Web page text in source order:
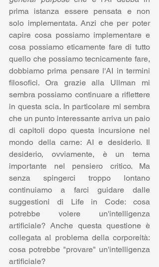
prima istanza essere pensata e non
solo implementata. Anzi che per poter
capire cosa possiamo implementare e
cosa possiamo eticamente fare di tutto
quello che possiamo tecnicamente fare,
dobbiamo prima pensare l'AI in termini
filosofici. Ora grazie alla Ullman mi
sembra possiamo continuare a riflettere
in questa scia. In particolare mi sembra
che un punto interessante arriva un paio
di capitoli dopo questa incursione nel
mondo della carne: AI e desiderio. Il
desiderio, ovviamente, è un tema
importante nel pensiero critico. Ma
senza spingerci troppo lontano
continuiamo a farci guidare dalle
suggestioni di Life in Code: cosa
potrebbe volere un'intelligenza
artificiale? Anche questa questione è
collegata al problema della corporeità:
cosa potrebbe "provare" un'intelligenza
artificiale?